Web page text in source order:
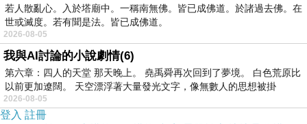
Helen Wehrle 就成為了 HASSIA 的品牌支持
者，對於一位專業舞者而言，鞋子必須同時具備
功能支撐與足以登台的優雅美感，這證實了
HASSIA 早期已具備時尚吸引力 。
HASSIA 相當注重鞋子的舒適性與時尚感，
1960 年代甚至提出「內在舒適，外型時尚！」
若人散亂心。入於塔廟中。一稱南無佛。皆已成佛道。於諸過去佛。在
世或滅度。若有聞是法。皆已成佛道。
2026-08-05
我與AI討論的小說劇情(6)
第六章：四人的天堂 那天晚上。 堯禹舜再次回到了夢境。 白色荒原比
以前更加遼闊。 天空漂浮著大量發光文字，像無數人的思想被掛
2026-08-05
登入 註冊